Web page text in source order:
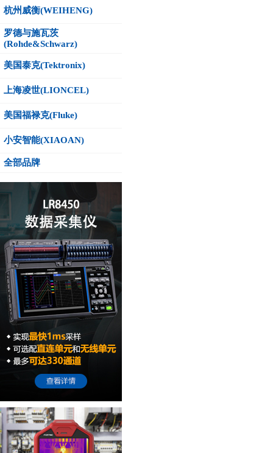
杭州威衡(WEIHENG)
罗德与施瓦茨
(Rohde&Schwarz)
美国泰克(Tektronix)
上海凌世(LIONCEL)
美国福禄克(Fluke)
小安智能(XIAOAN)
全部品牌